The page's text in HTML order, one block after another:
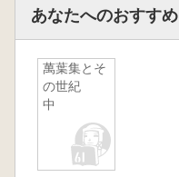
あなたへのおすすめ
萬葉集とそ
の世紀
中